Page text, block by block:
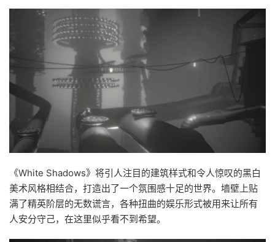
《White Shadows》将引人注目的建筑样式和令人惊叹的黑白
美术风格相结合，打造出了一个氛围感十足的世界。墙壁上贴
满了精英阶层的无数谎言，各种扭曲的娱乐形式被用来让所有
人安分守己，在这里似乎看不到希望。